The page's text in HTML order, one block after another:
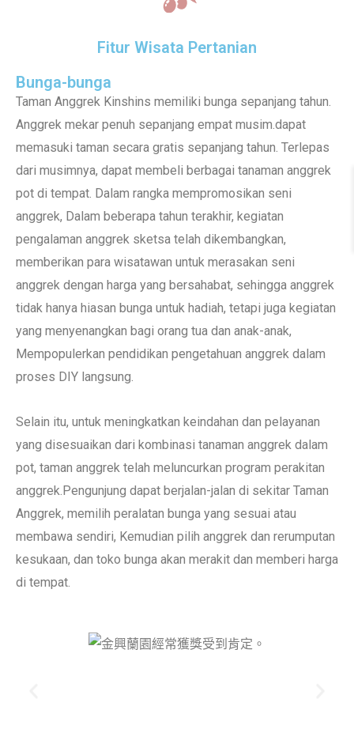
Fitur Wisata Pertanian
Bunga-bunga
Taman Anggrek Kinshins memiliki bunga sepanjang tahun.
Anggrek mekar penuh sepanjang empat musim.dapat
memasuki taman secara gratis sepanjang tahun. Terlepas
dari musimnya, dapat membeli berbagai tanaman anggrek
pot di tempat. Dalam rangka mempromosikan seni
anggrek, Dalam beberapa tahun terakhir, kegiatan
pengalaman anggrek sketsa telah dikembangkan,
memberikan para wisatawan untuk merasakan seni
anggrek dengan harga yang bersahabat, sehingga anggrek
tidak hanya hiasan bunga untuk hadiah, tetapi juga kegiatan
yang menyenangkan bagi orang tua dan anak-anak,
Mempopulerkan pendidikan pengetahuan anggrek dalam
proses DIY langsung.
Selain itu, untuk meningkatkan keindahan dan pelayanan
yang disesuaikan dari kombinasi tanaman anggrek dalam
pot, taman anggrek telah meluncurkan program perakitan
anggrek.Pengunjung dapat berjalan-jalan di sekitar Taman
Anggrek, memilih peralatan bunga yang sesuai atau
membawa sendiri, Kemudian pilih anggrek dan rerumputan
kesukaan, dan toko bunga akan merakit dan memberi harga
di tempat.